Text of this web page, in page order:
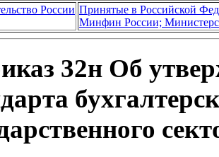
России Принятые в Российской
Минфин России;
32н Об